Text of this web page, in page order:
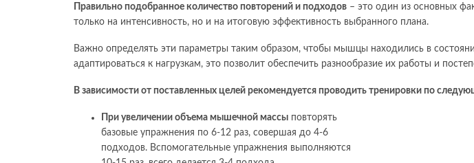
Правильно подобранное количество повторений и подходов – это один из основных
только на интенсивность, но и на итоговую эффективность выбранного плана.
Важно определять эти параметры таким образом, чтобы мышцы находились в
адаптироваться к нагрузкам, это позволит обеспечить разнообразие их работы и
В зависимости от поставленных целей рекомендуется проводить тренировки по
При увеличении объема мышечной массы повторять
базовые упражнения по 6-12 раз, совершая до 4-6
подходов. Вспомогательные упражнения выполняются